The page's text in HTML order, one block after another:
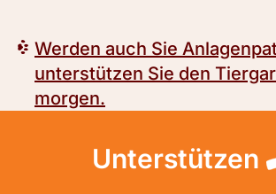
Werden auch Sie
unterstützen Sie den
morgen.
Unterstützen